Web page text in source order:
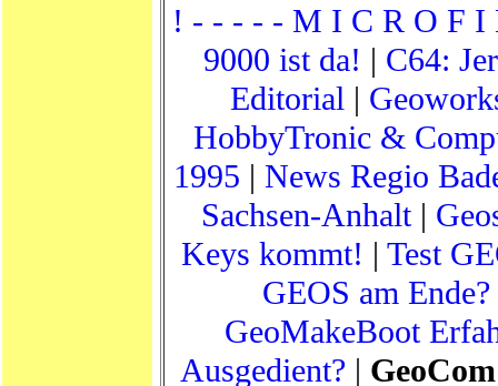
! - - - - - M I C R O F
9000 ist da! | C64:
Editorial |
HobbyTronic &
1995 | News Regio
Sachsen-Anhalt|
Keys kommt! | Test
GEOS am Ende?
GeoMakeBoot
Ausgedient? |